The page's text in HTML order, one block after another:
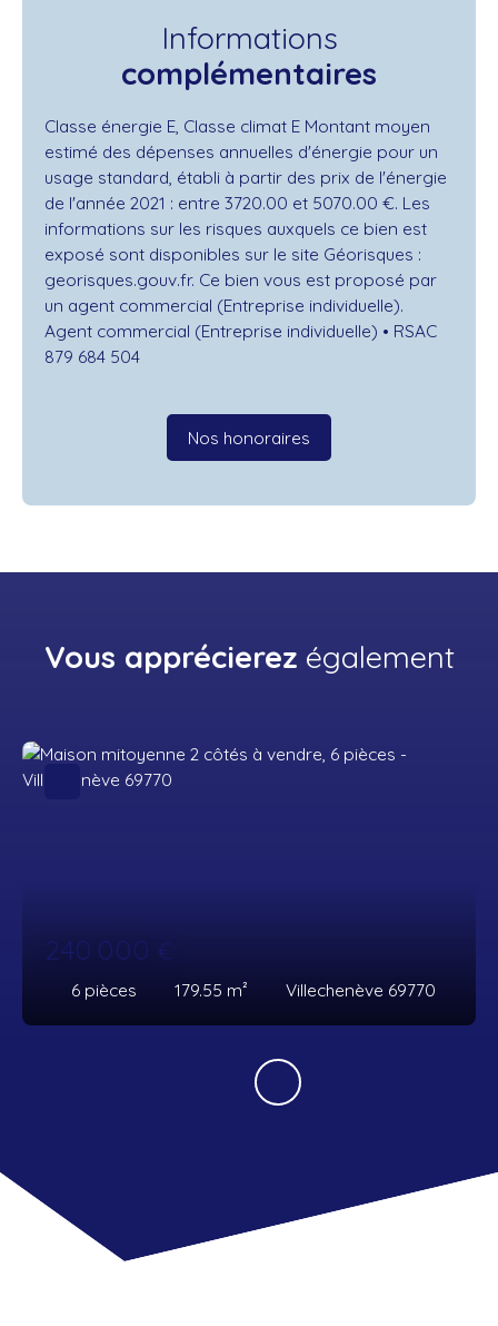
Informations
complémentaires
Classe énergie E, Classe climat E Montant moyen
estimé des dépenses annuelles d'énergie pour un
usage standard, établi à partir des prix de l'énergie
de l'année 2021 : entre 3720.00 et 5070.00 €. Les
informations sur les risques auxquels ce bien est
exposé sont disponibles sur le site Géorisques :
georisques.gouv.fr. Ce bien vous est proposé par
un agent commercial (Entreprise individuelle).
Agent commercial (Entreprise individuelle) • RSAC
879 684 504
Nos honoraires
Vous apprécierez également
240 000 €
6 pièces 179.55 m² Villechenève 69770